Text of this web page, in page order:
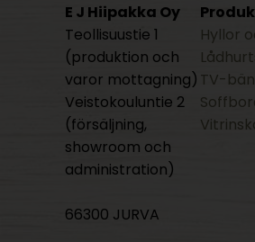
E J Hiipakka Oy
Teollisuustie 1
(produktion och
varor mottagning)
Veistokouluntie 2
(försäljning,
showroom och
administration)
66300 JURVA
Hyllor
TV-